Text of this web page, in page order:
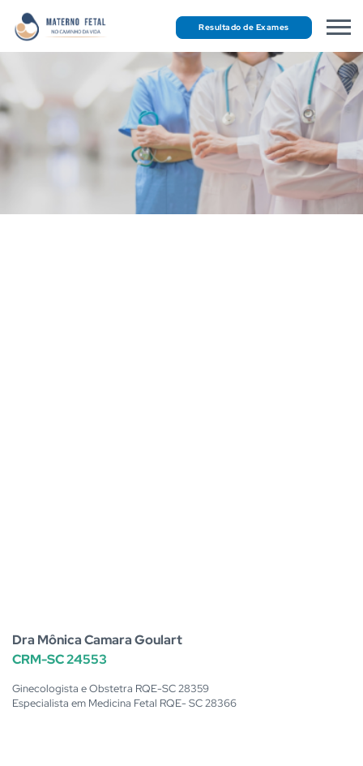
Resultado de Exames
Dra Mônica Camara Goulart
CRM-SC 24553
Ginecologista e Obstetra RQE-SC 28359
Especialista em Medicina Fetal RQE- SC 28366